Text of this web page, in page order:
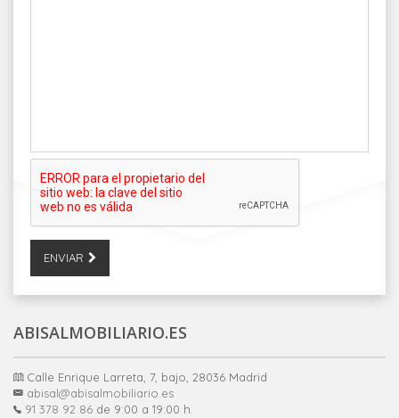
ENVIAR
ABISALMOBILIARIO.ES
Calle Enrique Larreta, 7, bajo, 28036 Madrid
abisal@abisalmobiliario.es
91 378 92 86 de 9:00 a 19:00 h.